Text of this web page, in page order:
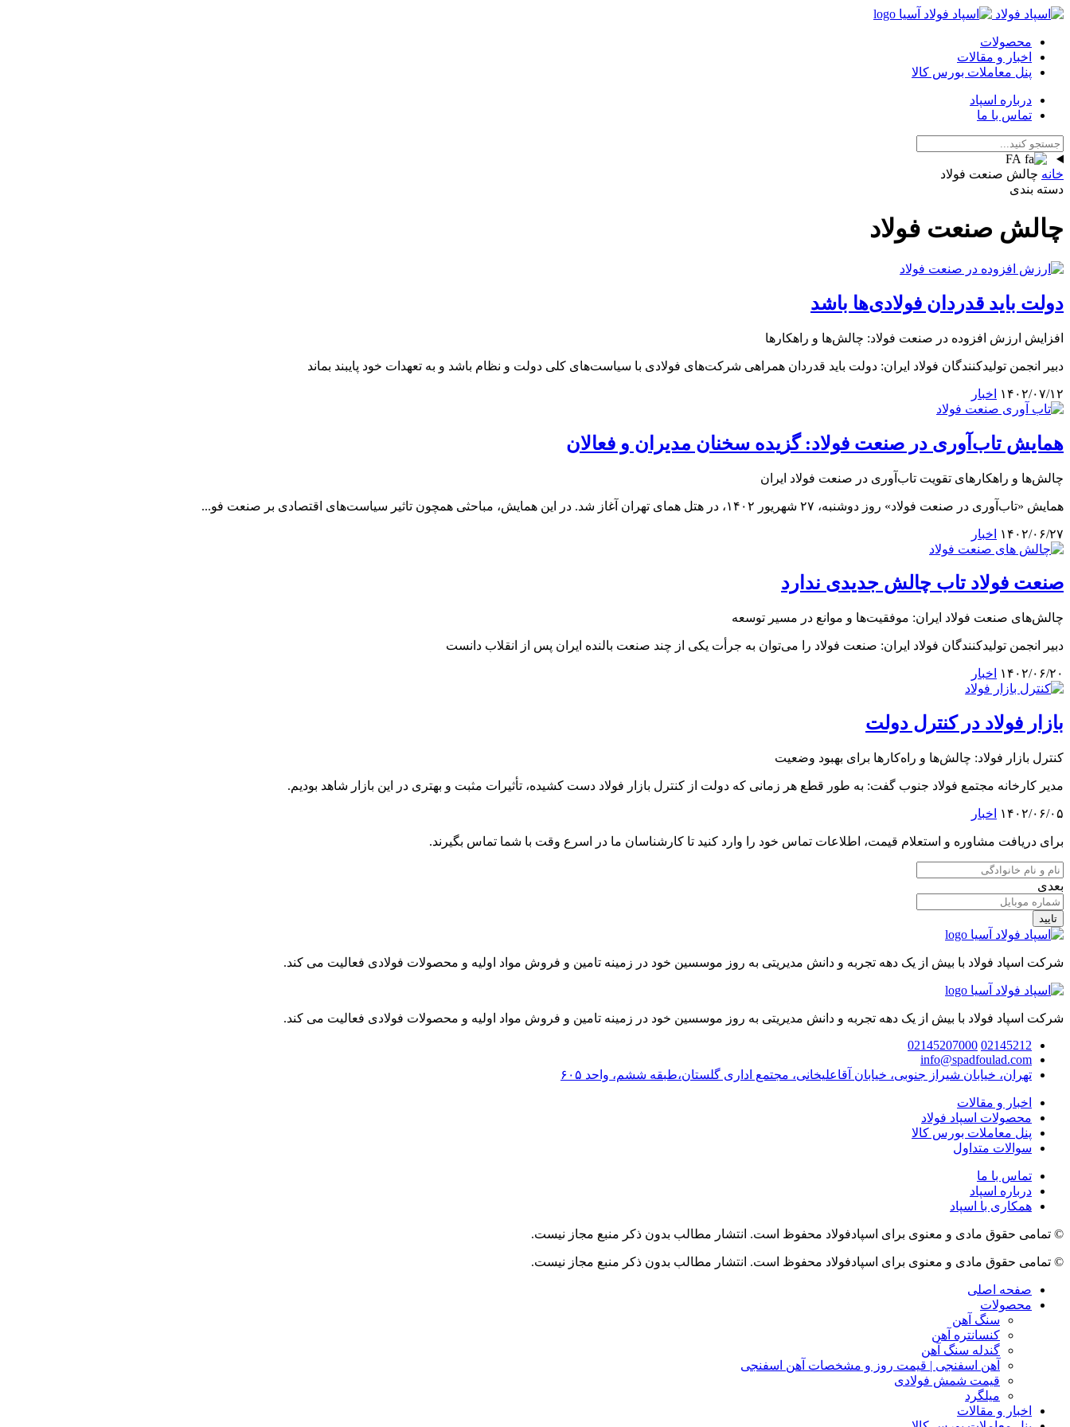
محصولات
اخبار و مقالات
پنل معاملات بورس کالا
درباره اسپاد
تماس با ما
FA
خانه چالش صنعت فولاد
دسته بندی
چالش صنعت فولاد
دولت باید قدردان فولادی‌ها باشد
افزایش ارزش افزوده در صنعت فولاد: چالش‌ها و راهکارها
دبیر انجمن تولیدکنندگان فولاد ایران: دولت باید قدردان همراهی شرکت‌های فولادی با سیاست‌های کلی دولت و نظام باشد و به تعهدات خود پایبند بماند
۱۴۰۲/۰۷/۱۲ اخبار
همایش تاب‌آوری در صنعت فولاد: گزیده سخنان مدیران و فعالان
چالش‌ها و راهکارهای تقویت تاب‌آوری در صنعت فولاد ایران
همایش «تاب‌آوری در صنعت فولاد» روز دوشنبه، ۲۷ شهریور ۱۴۰۲، در هتل همای تهران آغاز شد. در این همایش، مباحثی همچون تاثیر سیاست‌های اقتصادی بر صنعت فو...
۱۴۰۲/۰۶/۲۷ اخبار
صنعت فولاد تاب چالش جدیدی ندارد
چالش‌های صنعت فولاد ایران: موفقیت‌ها و موانع در مسیر توسعه
دبیر انجمن تولیدکنندگان فولاد ایران: صنعت فولاد را می‌توان به جرأت یکی از چند صنعت بالنده ایران پس از انقلاب دانست
۱۴۰۲/۰۶/۲۰ اخبار
بازار فولاد در کنترل دولت
کنترل بازار فولاد: چالش‌ها و راه‌کارها برای بهبود وضعیت
مدیر کارخانه مجتمع فولاد جنوب گفت: به طور قطع هر زمانی که دولت از کنترل بازار فولاد دست کشیده، تأثیرات مثبت و بهتری در این بازار شاهد بودیم.
۱۴۰۲/۰۶/۰۵ اخبار
برای دریافت مشاوره و استعلام قیمت، اطلاعات تماس خود را وارد کنید تا کارشناسان ما در اسرع وقت با شما تماس بگیرند.
بعدی
تایید
شرکت اسپاد فولاد با بیش از یک دهه تجربه و دانش مدیریتی به روز موسسین خود در زمینه تامین و فروش مواد اولیه و محصولات فولادی فعالیت می کند.
شرکت اسپاد فولاد با بیش از یک دهه تجربه و دانش مدیریتی به روز موسسین خود در زمینه تامین و فروش مواد اولیه و محصولات فولادی فعالیت می کند.
02145212
02145207000
info@spadfoulad.com
تهران، خیابان شیراز جنوبی، خیابان آقاعلیخانی، مجتمع اداری گلستان،طبقه ششم، واحد ۶۰۵
اخبار و مقالات
محصولات اسپاد فولاد
پنل معاملات بورس کالا
سوالات متداول
تماس با ما
درباره اسپاد
همکاری با اسپاد
© تمامی حقوق مادی و معنوی برای اسپادفولاد محفوظ است. انتشار مطالب بدون ذکر منبع مجاز نیست.
© تمامی حقوق مادی و معنوی برای اسپادفولاد محفوظ است. انتشار مطالب بدون ذکر منبع مجاز نیست.
صفحه اصلی
محصولات
سنگ آهن
کنسانتره آهن
گندله سنگ آهن
آهن اسفنجی | قیمت روز و مشخصات آهن اسفنجی
قیمت شمش فولادی
میلگرد
اخبار و مقالات